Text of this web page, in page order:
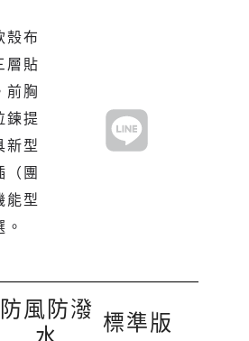
殼布
層貼
前胸
鍊提
新型
（團
能型
防風防潑
水
標準版